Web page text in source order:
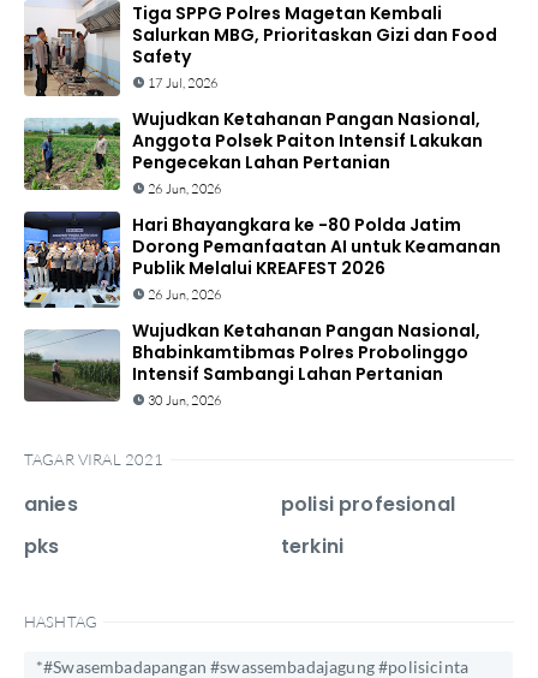
Tiga SPPG Polres Magetan Kembali
Salurkan MBG, Prioritaskan Gizi dan Food
Safety
17 Jul, 2026
Wujudkan Ketahanan Pangan Nasional,
Anggota Polsek Paiton Intensif Lakukan
Pengecekan Lahan Pertanian
26 Jun, 2026
Hari Bhayangkara ke -80 Polda Jatim
Dorong Pemanfaatan AI untuk Keamanan
Publik Melalui KREAFEST 2026
26 Jun, 2026
Wujudkan Ketahanan Pangan Nasional,
Bhabinkamtibmas Polres Probolinggo
Intensif Sambangi Lahan Pertanian
30 Jun, 2026
TAGAR VIRAL 2021
anies
pks
polisi profesional
terkini
HASHTAG
*#Swasembadapangan #swassembadajagung #polisicinta